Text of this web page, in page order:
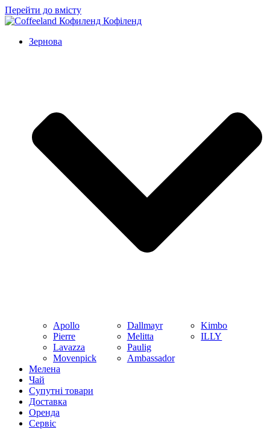
Перейти до вмісту
Зернова
Apollo
Pierre
Lavazza
Movenpick
Dallmayr
Melitta
Paulig
Ambassador
Kimbo
ILLY
Мелена
Чай
Супутні товари
Доставка
Оренда
Cервіс